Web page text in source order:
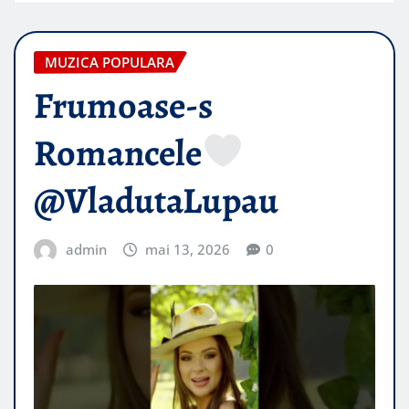
MUZICA POPULARA
Frumoase-s
Romancele
@VladutaLupau​
admin mai 13, 2026 0